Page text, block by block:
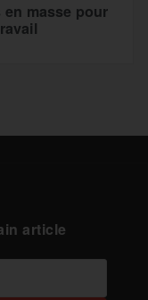
masse pour
article